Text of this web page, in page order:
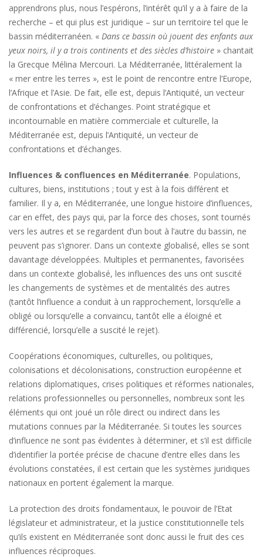
apprendrons plus, nous l’espérons, l’intérêt qu’il y a à faire de la
recherche – et qui plus est juridique – sur un territoire tel que le
bassin méditerranéen. « Dans ce bassin où jouent des enfants aux
yeux noirs, il y a trois continents et des siècles d’histoire » chantait
la Grecque Mélina Mercouri. La Méditerranée, littéralement la
« mer entre les terres », est le point de rencontre entre l’Europe,
l’Afrique et l’Asie. De fait, elle est, depuis l’Antiquité, un vecteur
de confrontations et d’échanges. Point stratégique et
incontournable en matière commerciale et culturelle, la
Méditerranée est, depuis l’Antiquité, un vecteur de
confrontations et d’échanges.
Influences & confluences en Méditerranée. Populations,
cultures, biens, institutions ; tout y est à la fois différent et
familier. Il y a, en Méditerranée, une longue histoire d’influences,
car en effet, des pays qui, par la force des choses, sont tournés
vers les autres et se regardent d’un bout à l’autre du bassin, ne
peuvent pas s’ignorer. Dans un contexte globalisé, elles se sont
davantage développées. Multiples et permanentes, favorisées
dans un contexte globalisé, les influences des uns ont suscité
les changements de systèmes et de mentalités des autres
(tantôt l’influence a conduit à un rapprochement, lorsqu’elle a
obligé ou lorsqu’elle a convaincu, tantôt elle a éloigné et
différencié, lorsqu’elle a suscité le rejet).
Coopérations économiques, culturelles, ou politiques,
colonisations et décolonisations, construction européenne et
relations diplomatiques, crises politiques et réformes nationales,
relations professionnelles ou personnelles, nombreux sont les
éléments qui ont joué un rôle direct ou indirect dans les
mutations connues par la Méditerranée. Si toutes les sources
d’influence ne sont pas évidentes à déterminer, et s’il est difficile
d’identifier la portée précise de chacune d’entre elles dans les
évolutions constatées, il est certain que les systèmes juridiques
nationaux en portent également la marque.
La protection des droits fondamentaux, le pouvoir de l’Etat
législateur et administrateur, et la justice constitutionnelle tels
qu’ils existent en Méditerranée sont donc aussi le fruit des ces
influences réciproques.